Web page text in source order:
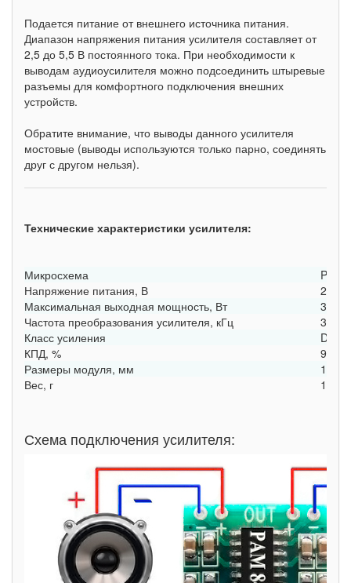
Подается питание от внешнего источника питания.
Диапазон напряжения питания усилителя составляет от
2,5 до 5,5 В постоянного тока. При необходимости к
выводам аудиоусилителя можно подсоединить штыревые
разъемы для комфортного подключения внешних
устройств.
Обратите внимание, что выводы данного усилителя
мостовые (выводы используются только парно, соединять
друг с другом нельзя).
Технические характеристики усилителя:
Микросхема
Напряжение питания, В
2,5
Максимальная выходная мощность, Вт
3 (4
Частота преобразования усилителя, кГц
350
Класс усиления
D
КПД, %
90
Размеры модуля, мм
18,2
Вес, г
1,6
Схема подключения усилителя: